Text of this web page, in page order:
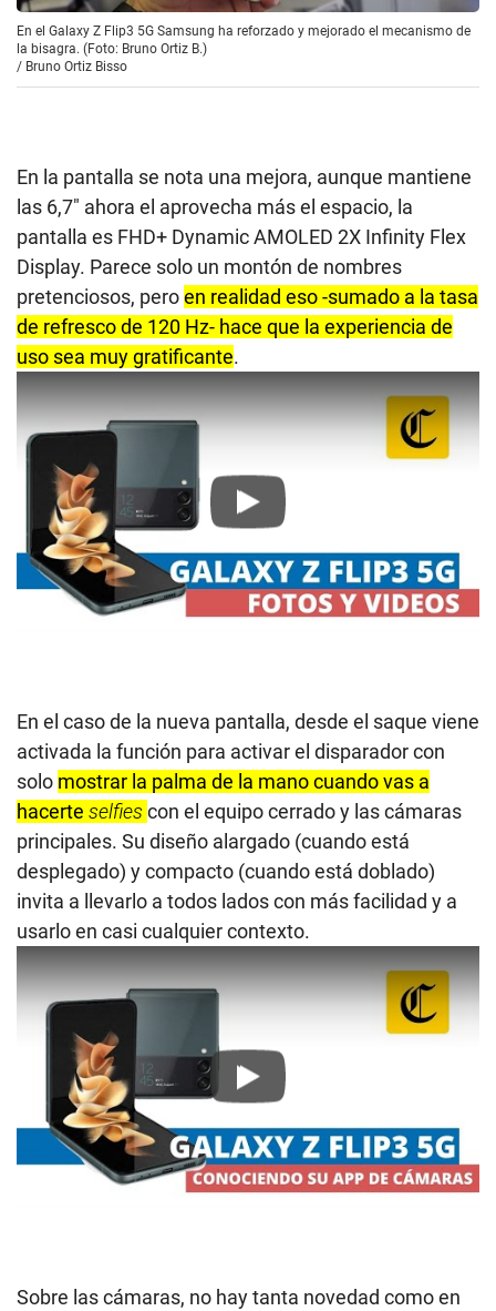
En el Galaxy Z Flip3 5G Samsung ha reforzado y mejorado el mecanismo de
la bisagra. (Foto: Bruno Ortiz B.)
/ Bruno Ortiz Bisso
En la pantalla se nota una mejora, aunque mantiene
las 6,7″ ahora el aprovecha más el espacio, la
pantalla es FHD+ Dynamic AMOLED 2X Infinity Flex
Display. Parece solo un montón de nombres
pretenciosos, peroen realidad eso -sumado a la tasa
de refresco de 120 Hz- hace que la experiencia de
uso sea muy gratificante.
Play
En el caso de la nueva pantalla, desde el saque viene
activada la función para activar el disparador con
solo mostrar la palma de la mano cuando vas a
hacerte selfies con el equipo cerrado y las cámaras
principales. Su diseño alargado (cuando está
desplegado) y compacto (cuando está doblado)
invita a llevarlo a todos lados con más facilidad y a
usarlo en casi cualquier contexto.
Play
Sobre las cámaras, no hay tanta novedad como en